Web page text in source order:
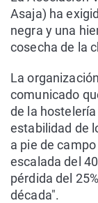
Asaja) ha
negra y una
cosecha de la
La
comunicado
de la
estabilidad de
a pie de
escalada del
pérdida del
década".